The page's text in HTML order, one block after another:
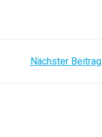
Nächster Beitrag